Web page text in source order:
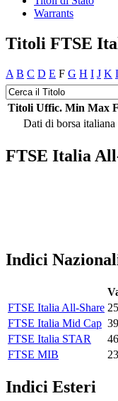
Warrants
Titoli FTSE
A B C D E F G H I J K
Titoli Uffic. Min Max
Dati di borsa
FTSE Italia
Indici
FTSE Italia All-Share
FTSE Italia Mid Cap
FTSE Italia STAR
FTSE MIB
Indici Esteri